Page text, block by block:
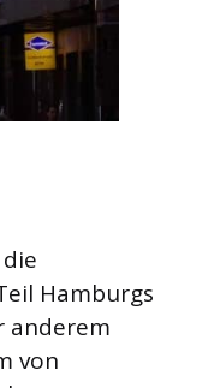
Hamburgs
anderem
von